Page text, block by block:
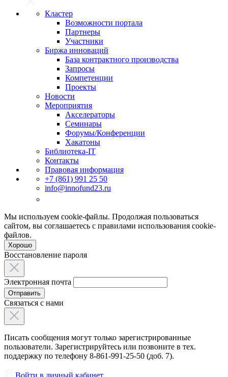
Кластер
Возможности портала
Партнеры
Участники
Биржа инноваций
База контрактного производства
Запросы
Компетенции
Проекты
Новости
Мероприятия
Акселераторы
Семинары
Форумы/Конференции
Хакатоны
Библиотека-IT
Контакты
Правовая информация
+7 (861) 991 25 50
info@innofund23.ru
Мы используем cookie-файлы. Продолжая пользоваться
сайтом, вы соглашаетесь с правилами использования cookie-
файлов.
Хорошо
Восстановление пароля
Электронная почта
Отправить
Связаться с нами
Писать сообщения могут только зарегистрированные
пользователи. Зарегистрируйтесь или позвоните в тех.
поддержку по телефону 8-861-991-25-50 (доб. 7).
Войти в личный кабинет